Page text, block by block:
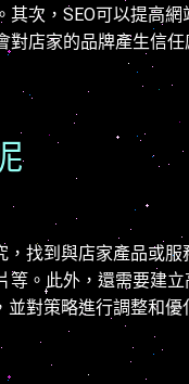
。其次，SEO可以提高
對店家的品牌產生信任
，找到與店家產品或
。此外，還需要建
對策略進行調整和優